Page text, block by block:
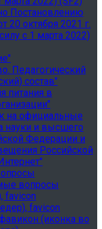
Постановлению
20 октября 2021 г.
с 1 марта 2022)
Педагогический
состав"
питания в
на официальные
науки и высшего
Федерации и
Российской
вопросы
favicon
favicon
(иконка во